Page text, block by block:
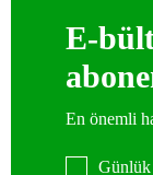
E-
En önemli